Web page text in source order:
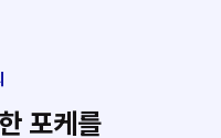
포케를